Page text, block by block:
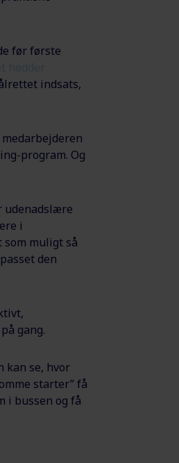
før første
indsats,
program. Og
udenadslære
i
muligt så
den
gang.
kan se, hvor
starter” få
i bussen og få